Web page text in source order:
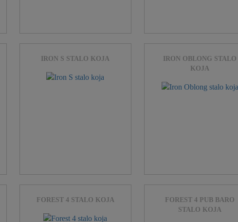
IRON S STALO KOJA
IRON OBLONG STALO
KOJA
FOREST 4 STALO KOJA
FOREST 4 PUB BARO
STALO KOJA